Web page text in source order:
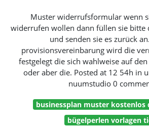
Muster widerrufsformular wenn
widerrufen wollen dann füllen sie bitte
und senden sie es zurück
provisionsvereinbarung wird die
festgelegt die sich wahlweise auf
oder aber die. Posted at 12 54h in
nuumstudio 0
businessplan muster kostenlos
bügelperlen vorlagen